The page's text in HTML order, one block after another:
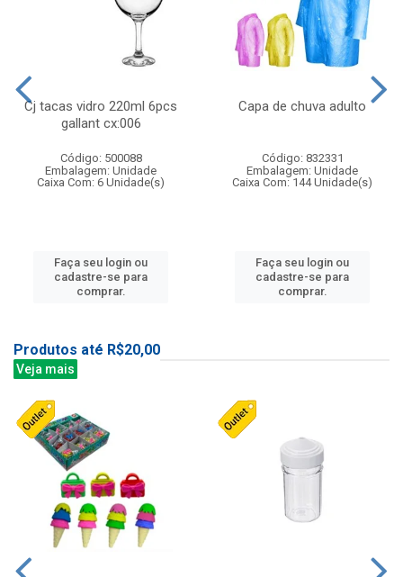
Cj tacas vidro 220ml 6pcs
gallant cx:006
Código: 500088
Embalagem: Unidade
Caixa Com: 6 Unidade(s)
Faça seu login ou
cadastre-se para
comprar.
Capa de chuva adulto
Código: 832331
Embalagem: Unidade
Caixa Com: 144 Unidade(s)
Faça seu login ou
cadastre-se para
comprar.
Produtos até R$20,00
Veja mais